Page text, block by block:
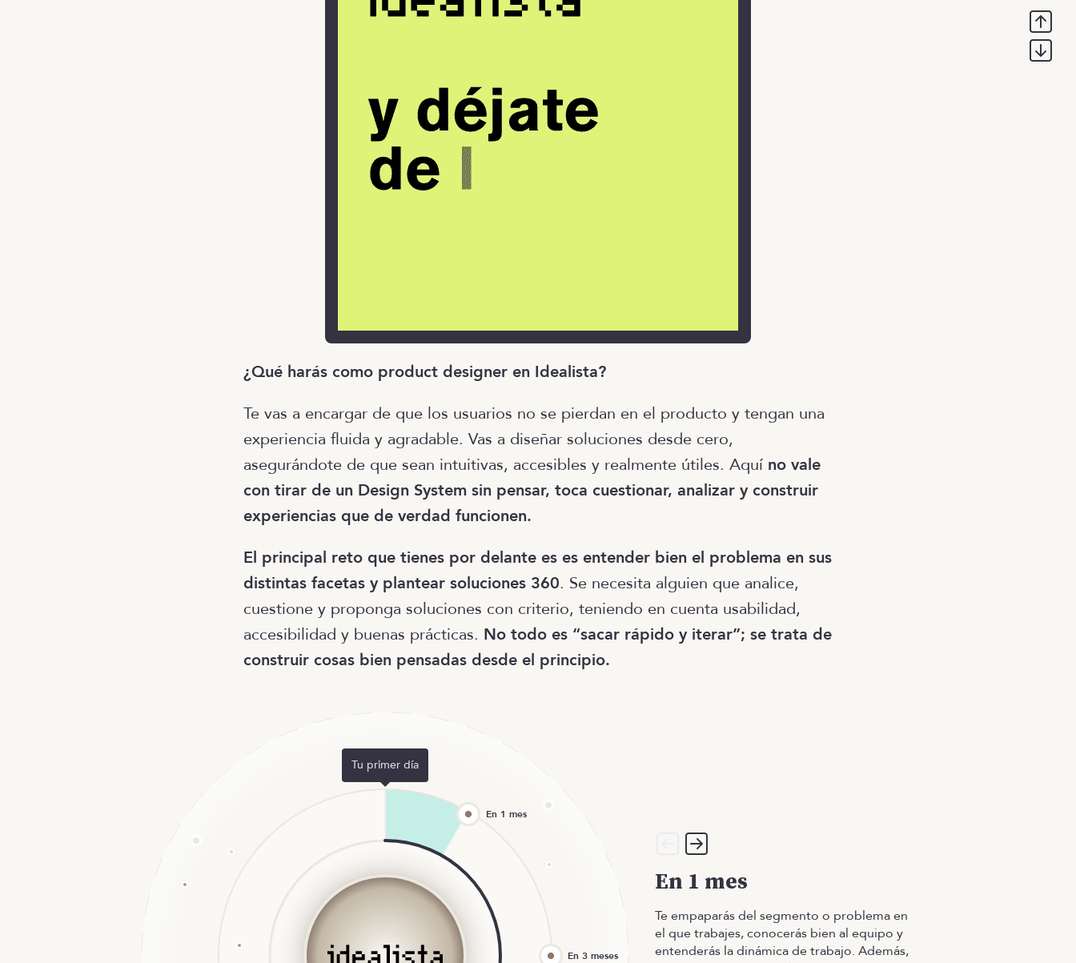
¿Qué harás como product designer en Idealista?
Te vas a encargar de que los usuarios no se pierdan en el producto y tengan una
experiencia fluida y agradable. Vas a diseñar soluciones desde cero,
asegurándote de que sean intuitivas, accesibles y realmente útiles. Aquí no vale
con tirar de un Design System sin pensar, toca cuestionar, analizar y construir
experiencias que de verdad funcionen.
El principal reto que tienes por delante es es entender bien el problema en sus
distintas facetas y plantear soluciones 360. Se necesita alguien que analice,
cuestione y proponga soluciones con criterio, teniendo en cuenta usabilidad,
accesibilidad y buenas prácticas. No todo es “sacar rápido y iterar”; se trata de
construir cosas bien pensadas desde el principio.
Tu primer día
En 1 mes
Te empaparás del segmento o problema en
el que trabajes, conocerás bien al equipo y
entenderás la dinámica de trabajo. Además,